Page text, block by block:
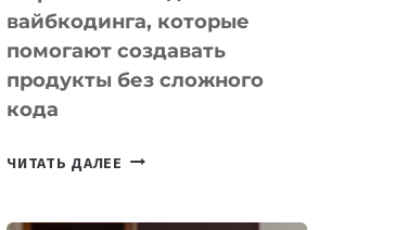
вайбкодинга, которые
помогают создавать
продукты без сложного
кода
ЧИТАТЬ ДАЛЕЕ